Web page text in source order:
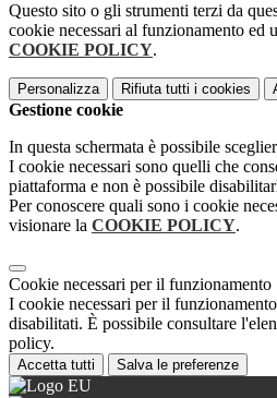
Questo sito o gli strumenti terzi da
cookie necessari al funzionamento ed
COOKIE POLICY.
Personalizza Rifiuta tutti i cookies
Gestione cookie
In questa schermata è possibile
I cookie necessari sono quelli che
piattaforma e non è possibile
Per conoscere quali sono i cookie
visionare la COOKIE POLICY.
Cookie necessari per il funzionamento
I cookie necessari per il
disabilitati. È possibile consultare
policy.
Accetta tutti Salva le preferenze